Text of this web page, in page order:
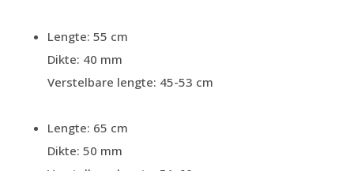
Lengte: 55 cm
Dikte: 40 mm
Verstelbare lengte: 45-53 cm
Lengte: 65 cm
Dikte: 50 mm